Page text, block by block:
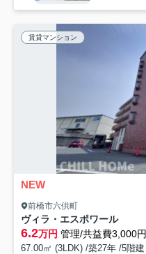
賃貸マンション
NEW
前橋市六供町
ヴィラ・エスポワール
6.2万円 管理/共益費3,000円
67.00㎡ (3LDK) /築27年 /5階建